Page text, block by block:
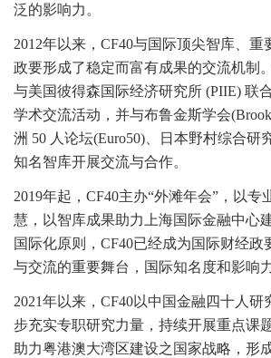
泛的影响力。
2012年以来，CF40与国际顶尖智库、重
政要形成了稳定而富有成果的交流机制
与美国彼得森国际经济研究所 (PIIE) 联
学术交流活动，并与布鲁金斯学会
洲 50 人论坛(Euro50)、日本野村综合研
知名智库开展交流与合作。
2019年起，CF40主办“外滩年会”，以专
慧，以智库成果助力上海国际金融中心
国际化原则，CF40已经成为国际财经政
与交流的重要舞台，国际知名度和影响
2021年以来，CF40以中国金融四十人研
步充实专职研究力量，持续开展重点课
助力粤港澳大湾区建设之国家战略，形